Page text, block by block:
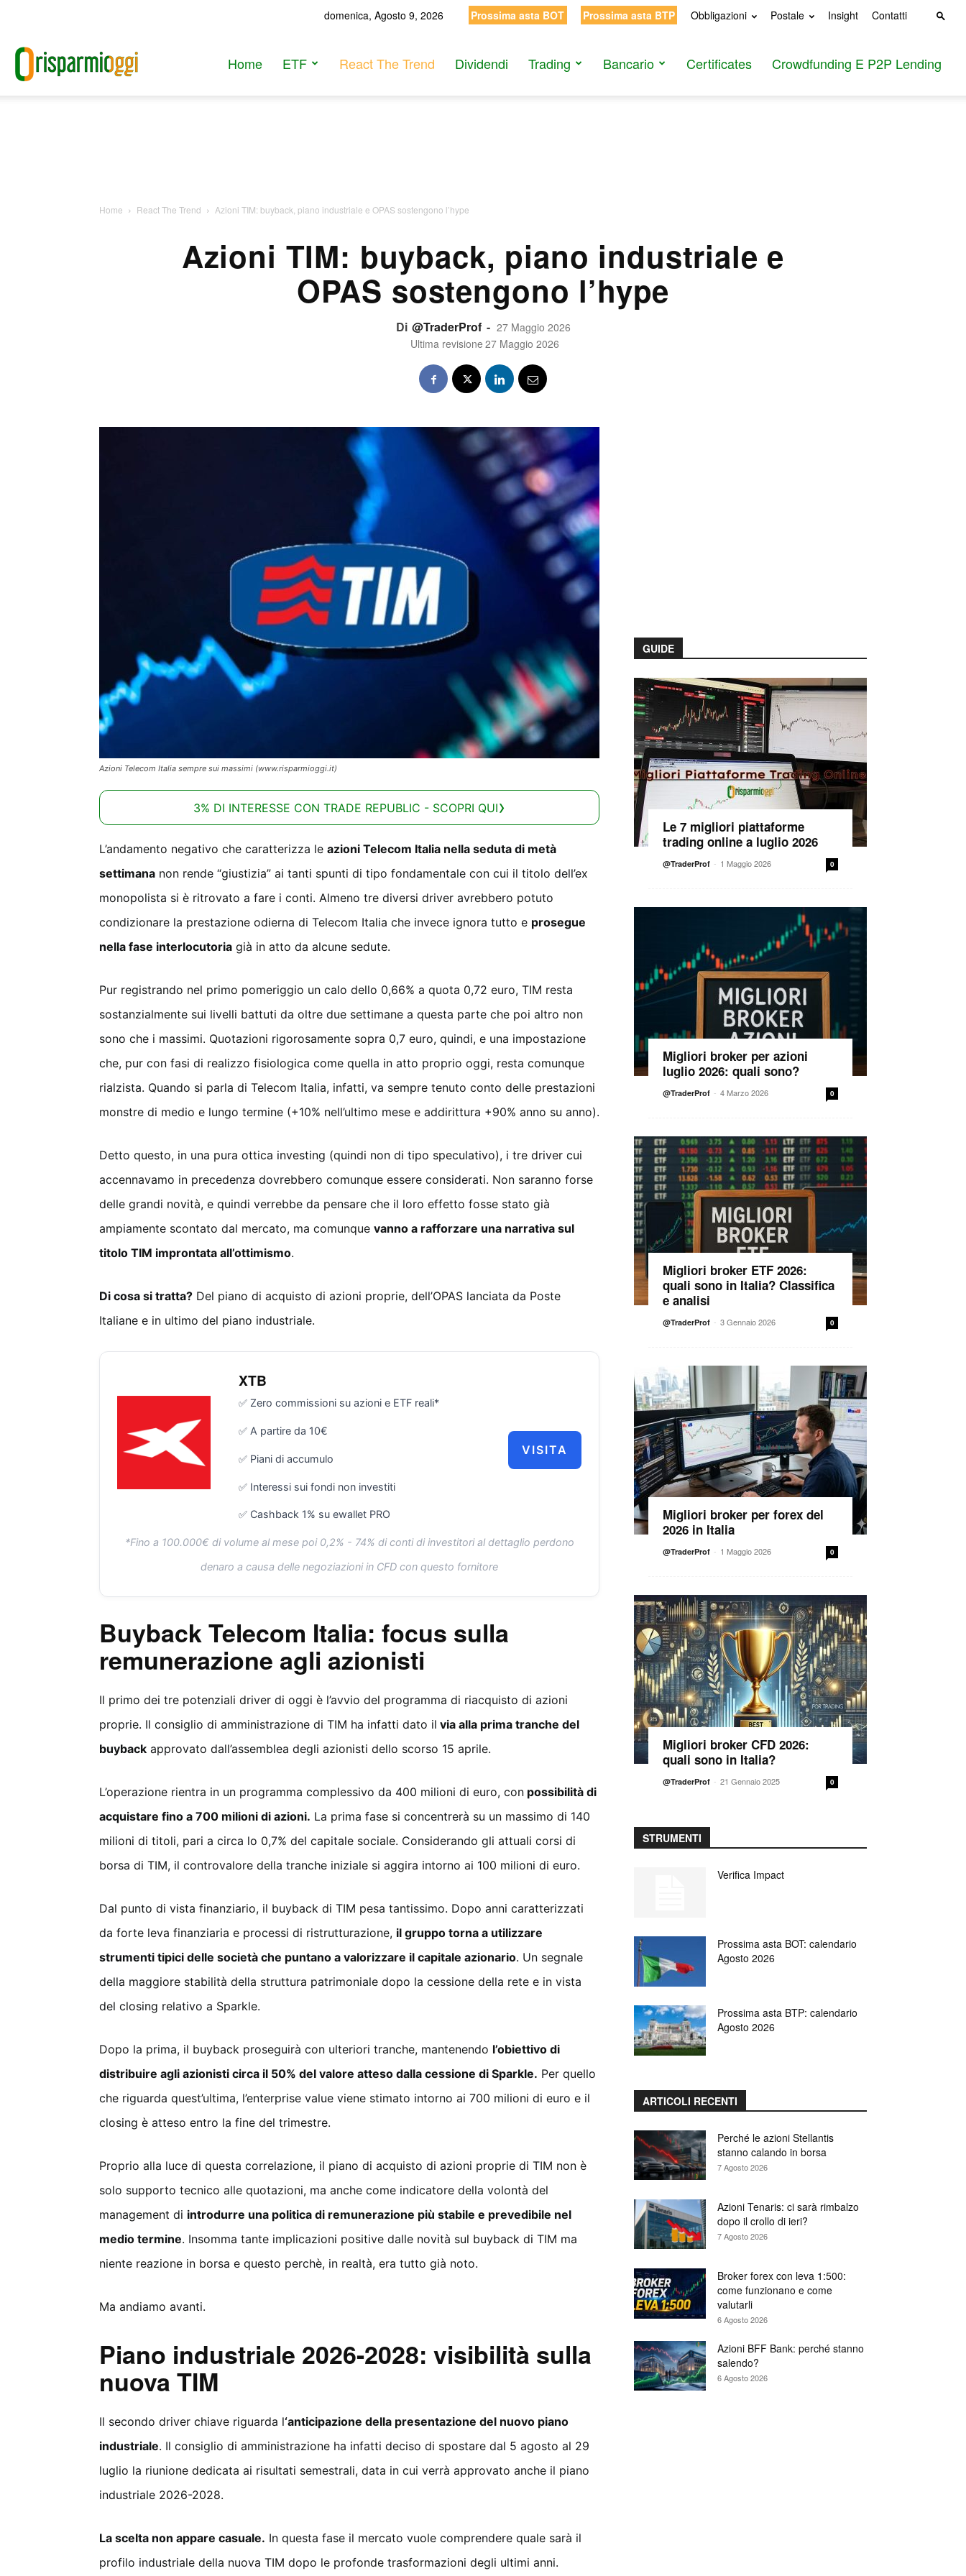
domenica, Agosto 9, 2026 Prossima asta BOT Prossima asta BTP Obbligazioni Postale Insight Contatti
Home ETF React The Trend Dividendi Trading Bancario Certificates Crowdfunding E P2P Lending
Home React The Trend Azioni TIM: buyback, piano industriale e OPAS sostengono l’hype
Azioni TIM: buyback, piano industriale e
OPAS sostengono l’hype
Di @TraderProf - 27 Maggio 2026
Ultima revisione 27 Maggio 2026
Azioni Telecom Italia sempre sui massimi (www.risparmioggi.it)
3% DI INTERESSE CON TRADE REPUBLIC - SCOPRI QUI
L’andamento negativo che caratterizza le azioni Telecom Italia nella seduta di metà
settimana non rende “giustizia” ai tanti spunti di tipo fondamentale con cui il titolo dell’ex
monopolista si è ritrovato a fare i conti. Almeno tre diversi driver avrebbero potuto
condizionare la prestazione odierna di Telecom Italia che invece ignora tutto e prosegue
nella fase interlocutoria già in atto da alcune sedute.
Pur registrando nel primo pomeriggio un calo dello 0,66% a quota 0,72 euro, TIM resta
sostanzialmente sui livelli battuti da oltre due settimane a questa parte che poi altro non
sono che i massimi. Quotazioni rigorosamente sopra 0,7 euro, quindi, e una impostazione
che, pur con fasi di realizzo fisiologica come quella in atto proprio oggi, resta comunque
rialzista. Quando si parla di Telecom Italia, infatti, va sempre tenuto conto delle prestazioni
monstre di medio e lungo termine (+10% nell’ultimo mese e addirittura +90% anno su anno).
Detto questo, in una pura ottica investing (quindi non di tipo speculativo), i tre driver cui
accennavamo in precedenza dovrebbero comunque essere considerati. Non saranno forse
delle grandi novità, e quindi verrebbe da pensare che il loro effetto fosse stato già
ampiamente scontato dal mercato, ma comunque vanno a rafforzare una narrativa sul
titolo TIM improntata all’ottimismo.
Di cosa si tratta? Del piano di acquisto di azioni proprie, dell’OPAS lanciata da Poste
Italiane e in ultimo del piano industriale.
XTB
✅ Zero commissioni su azioni e ETF reali*
✅ A partire da 10€
✅ Piani di accumulo
✅ Interessi sui fondi non investiti
✅ Cashback 1% su ewallet PRO
VISITA
*Fino a 100.000€ di volume al mese poi 0,2% - 74% di conti di investitori al dettaglio perdono
denaro a causa delle negoziazioni in CFD con questo fornitore
Buyback Telecom Italia: focus sulla
remunerazione agli azionisti
Il primo dei tre potenziali driver di oggi è l’avvio del programma di riacquisto di azioni
proprie. Il consiglio di amministrazione di TIM ha infatti dato il via alla prima tranche del
buyback approvato dall’assemblea degli azionisti dello scorso 15 aprile.
L’operazione rientra in un programma complessivo da 400 milioni di euro, con possibilità di
acquistare fino a 700 milioni di azioni. La prima fase si concentrerà su un massimo di 140
milioni di titoli, pari a circa lo 0,7% del capitale sociale. Considerando gli attuali corsi di
borsa di TIM, il controvalore della tranche iniziale si aggira intorno ai 100 milioni di euro.
Dal punto di vista finanziario, il buyback di TIM pesa tantissimo. Dopo anni caratterizzati
da forte leva finanziaria e processi di ristrutturazione, il gruppo torna a utilizzare
strumenti tipici delle società che puntano a valorizzare il capitale azionario. Un segnale
della maggiore stabilità della struttura patrimoniale dopo la cessione della rete e in vista
del closing relativo a Sparkle.
Dopo la prima, il buyback proseguirà con ulteriori tranche, mantenendo l’obiettivo di
distribuire agli azionisti circa il 50% del valore atteso dalla cessione di Sparkle. Per quello
che riguarda quest’ultima, l’enterprise value viene stimato intorno ai 700 milioni di euro e il
closing è atteso entro la fine del trimestre.
Proprio alla luce di questa correlazione, il piano di acquisto di azioni proprie di TIM non è
solo supporto tecnico alle quotazioni, ma anche come indicatore della volontà del
management di introdurre una politica di remunerazione più stabile e prevedibile nel
medio termine. Insomma tante implicazioni positive dalle novità sul buyback di TIM ma
niente reazione in borsa e questo perchè, in realtà, era tutto già noto.
Ma andiamo avanti.
Piano industriale 2026-2028: visibilità sulla
nuova TIM
Il secondo driver chiave riguarda l‘anticipazione della presentazione del nuovo piano
industriale. Il consiglio di amministrazione ha infatti deciso di spostare dal 5 agosto al 29
luglio la riunione dedicata ai risultati semestrali, data in cui verrà approvato anche il piano
industriale 2026-2028.
La scelta non appare casuale. In questa fase il mercato vuole comprendere quale sarà il
profilo industriale della nuova TIM dopo le profonde trasformazioni degli ultimi anni.
GUIDE
Le 7 migliori piattaforme
trading online a luglio 2026
@TraderProf - 1 Maggio 2026 0
Migliori broker per azioni
luglio 2026: quali sono?
@TraderProf - 4 Marzo 2026 0
Migliori broker ETF 2026:
quali sono in Italia? Classifica
e analisi
@TraderProf - 3 Gennaio 2026 0
Migliori broker per forex del
2026 in Italia
@TraderProf - 1 Maggio 2026 0
Migliori broker CFD 2026:
quali sono in Italia?
@TraderProf - 21 Gennaio 2025 0
STRUMENTI
Verifica Impact
Prossima asta BOT: calendario
Agosto 2026
Prossima asta BTP: calendario
Agosto 2026
ARTICOLI RECENTI
Perché le azioni Stellantis
stanno calando in borsa
7 Agosto 2026
Azioni Tenaris: ci sarà rimbalzo
dopo il crollo di ieri?
7 Agosto 2026
Broker forex con leva 1:500:
come funzionano e come
valutarli
6 Agosto 2026
Azioni BFF Bank: perché stanno
salendo?
6 Agosto 2026